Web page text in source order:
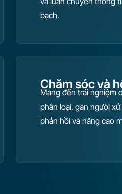
bạch.
Chăm sóc và
Mang đến trải nghiệm
phân loại, gán người
phản hồi và nâng cao